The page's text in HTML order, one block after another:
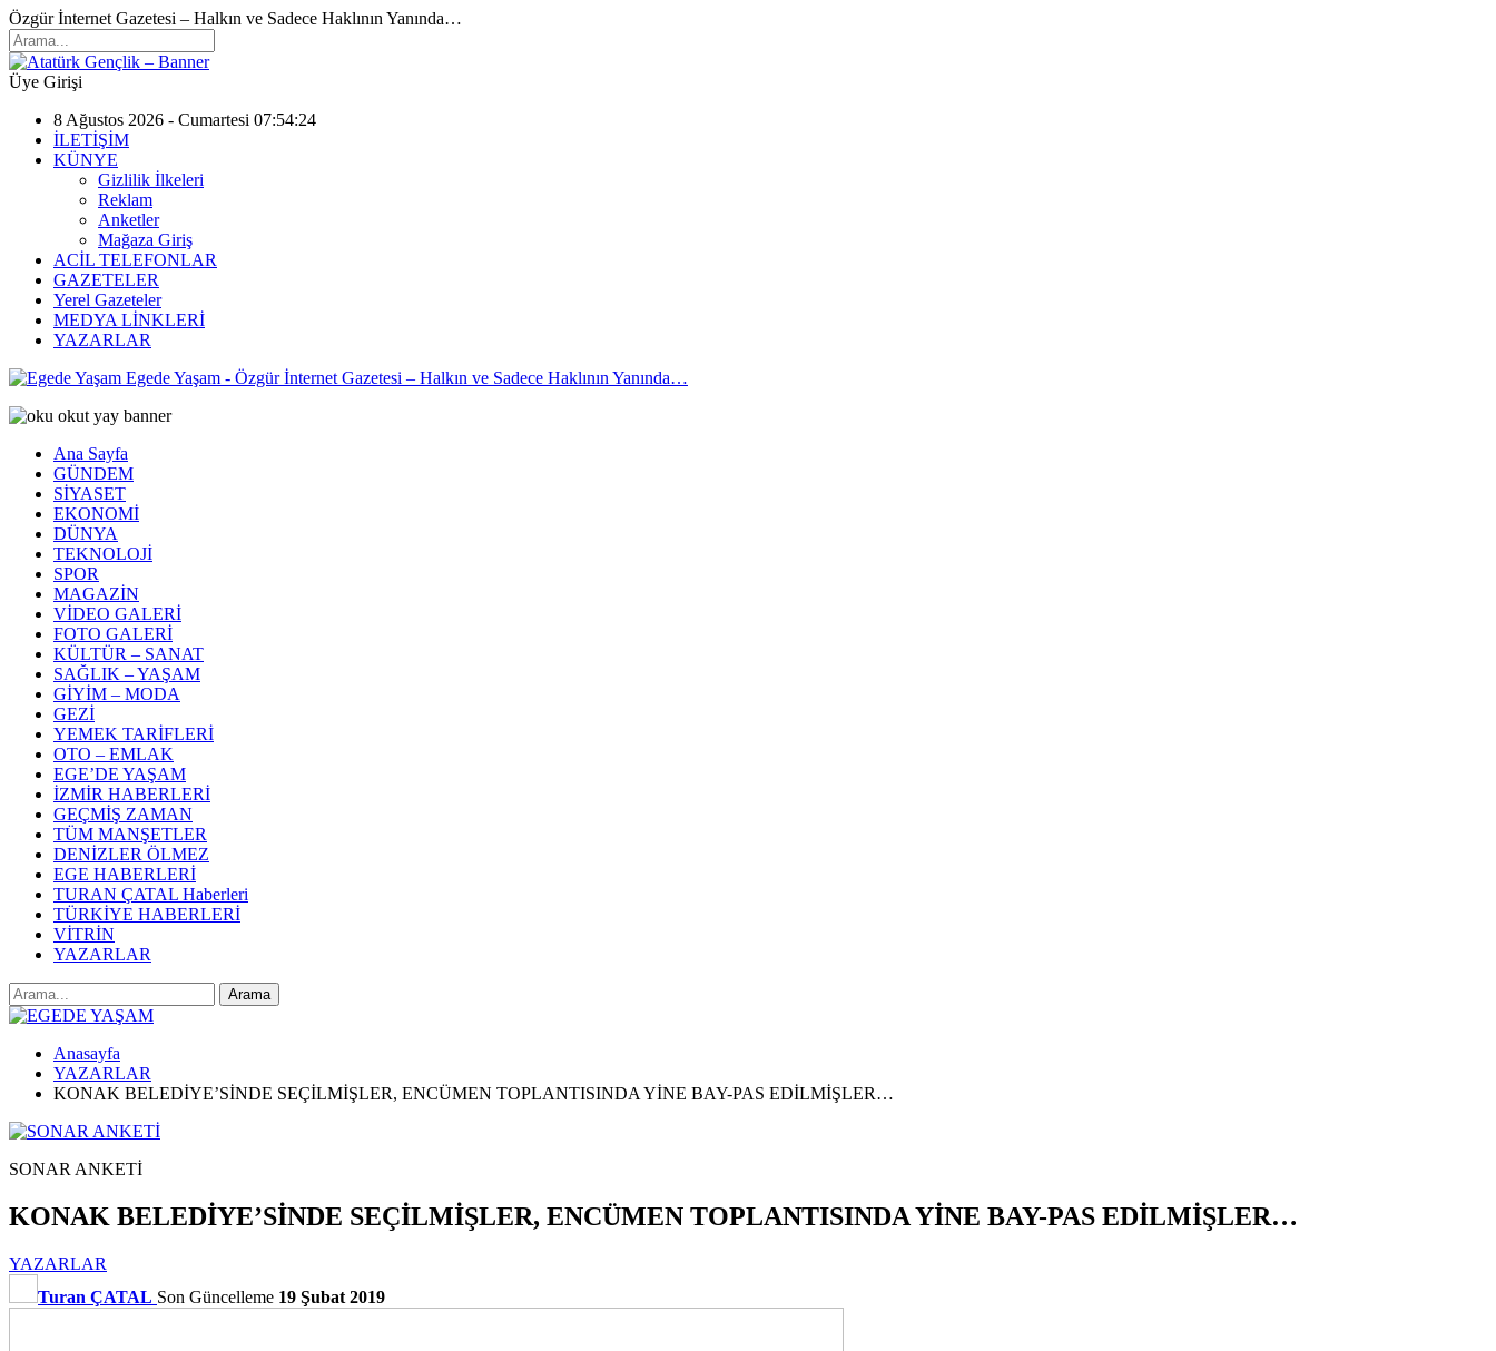
Özgür İnternet Gazetesi – Halkın ve Sadece Haklının Yanında…
Üye Girişi
8 Ağustos 2026 - Cumartesi 07:54:24
İLETİŞİM
KÜNYE
Gizlilik İlkeleri
Reklam
Anketler
Mağaza Giriş
ACİL TELEFONLAR
GAZETELER
Yerel Gazeteler
MEDYA LİNKLERİ
YAZARLAR
Egede Yaşam - Özgür İnternet Gazetesi – Halkın ve Sadece Haklının Yanında…
Ana Sayfa
GÜNDEM
SİYASET
EKONOMİ
DÜNYA
TEKNOLOJİ
SPOR
MAGAZİN
VİDEO GALERİ
FOTO GALERİ
KÜLTÜR – SANAT
SAĞLIK – YAŞAM
GİYİM – MODA
GEZİ
YEMEK TARİFLERİ
OTO – EMLAK
EGE’DE YAŞAM
İZMİR HABERLERİ
GEÇMİŞ ZAMAN
TÜM MANŞETLER
DENİZLER ÖLMEZ
EGE HABERLERİ
TURAN ÇATAL Haberleri
TÜRKİYE HABERLERİ
VİTRİN
YAZARLAR
Anasayfa
YAZARLAR
KONAK BELEDİYE’SİNDE SEÇİLMİŞLER, ENCÜMEN TOPLANTISINDA YİNE BAY-PAS EDİLMİŞLER…
SONAR ANKETİ
KONAK BELEDİYE’SİNDE SEÇİLMİŞLER, ENCÜMEN TOPLANTISINDA YİNE BAY-PAS EDİLMİŞLER…
YAZARLAR
Turan ÇATAL Son Güncelleme 19 Şubat 2019